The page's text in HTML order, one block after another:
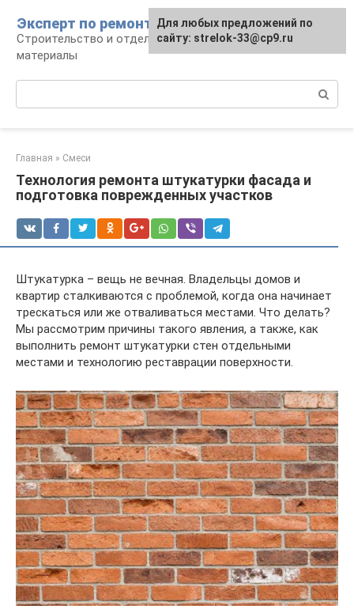
контенту
Эксперт по ремонту
Строительство и отделка: работы и
материалы
Главная » Смеси
Технология ремонта штукатурки фасада и
подготовка поврежденных участков
Штукатурка – вещь не вечная. Владельцы домов и
квартир сталкиваются с проблемой, когда она начинает
трескаться или же отваливаться местами. Что делать?
Мы рассмотрим причины такого явления, а также, как
выполнить ремонт штукатурки стен отдельными
местами и технологию реставрации поверхности.
Для любых предложений по
сайту: strelok-33@cp9.ru
Для любых предложений по
сайту: strelok-33@cp9.ru